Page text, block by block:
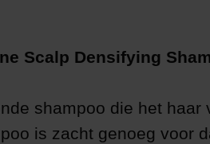
Scalp Densifying
shampoo die het haar
is zacht genoeg voor